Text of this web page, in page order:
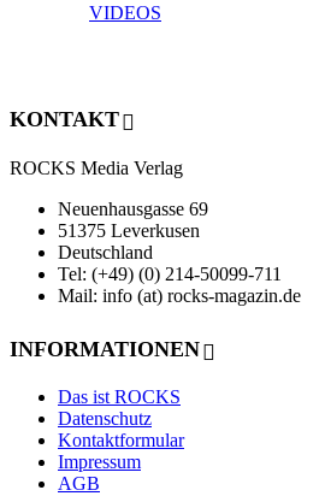
VIDEOS
KONTAKT
ROCKS Media Verlag
Neuenhausgasse 69
51375 Leverkusen
Deutschland
Tel: (+49) (0) 214-50099-711
Mail: info (at) rocks-magazin.de
INFORMATIONEN
Das ist ROCKS
Datenschutz
Kontaktformular
Impressum
AGB